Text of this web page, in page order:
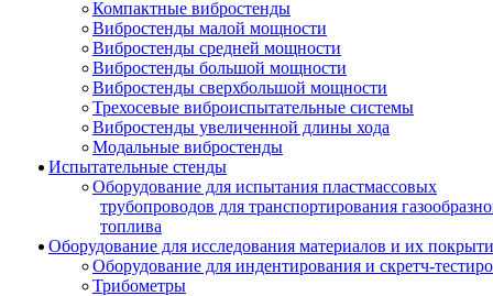
Компактные вибростенды
Вибростенды малой мощности
Вибростенды средней мощности
Вибростенды большой мощности
Вибростенды сверхбольшой мощности
Трехосевые виброиспытательные системы
Вибростенды увеличенной длины хода
Модальные вибростенды
Испытательные стенды
Оборудование для испытания пластмассовых
трубопроводов для транспортирования
топлива
Оборудование для исследования материалов и их
Оборудование для индентирования и скретч-
Трибометры